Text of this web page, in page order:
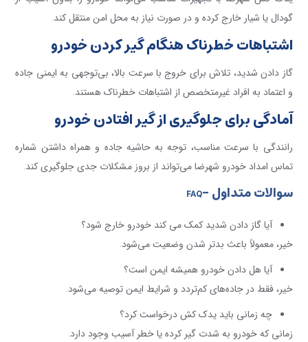
گودال یا شیار خارج کرده و در صورت نیاز به محل امن منتقل کند.
اشتباهات خطرناک هنگام گیر کردن خودرو
گاز دادن شدید، تلاش برای خروج با سرعت بالا، بی‌توجهی به ایمنی جاده
و اعتماد به افراد غیرمتخصص از اشتباهات خطرناک هستند.
آمادگی برای جلوگیری از گیر افتادن خودرو
رانندگی با سرعت مناسب، توجه به حاشیه جاده و همراه داشتن شماره
تماس امداد خودرو شهرضا می‌تواند از بروز مشکلات جدی جلوگیری کند.
سوالات متداول -FAQ
آیا گاز دادن شدید کمک می کند خودرو خارج شود؟
خیر، معمولاً باعث بدتر شدن وضعیت می‌شود.
آیا هل دادن خودرو همیشه ایمن است؟
خیر، فقط در جاده‌های کم‌تردد و شرایط ایمن توصیه می‌شود.
چه زمانی باید یدک کش درخواست کرد؟
زمانی که خودرو به شدت گیر کرده یا خطر آسیب وجود دارد.